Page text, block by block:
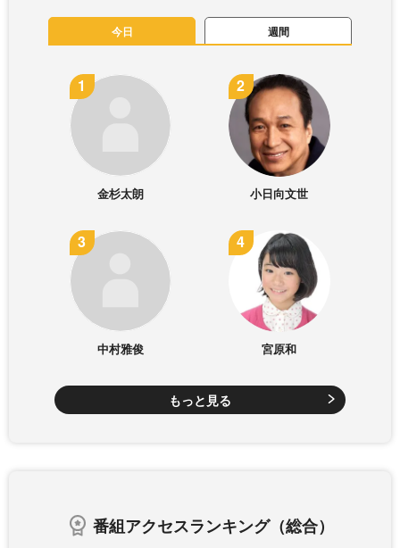
今日 週間
金杉太朗 小日向文世
中村雅俊 宮原和
もっと見る
番組アクセスランキング（総合）